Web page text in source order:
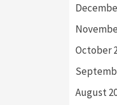
October
August